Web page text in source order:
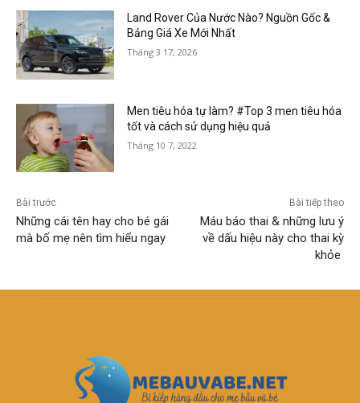
Land Rover Của Nước Nào? Nguồn Gốc &
Bảng Giá Xe Mới Nhất
Tháng 3 17, 2026
Men tiêu hóa tự làm? #Top 3 men tiêu hóa
tốt và cách sử dụng hiệu quả
Tháng 10 7, 2022
Bài trước
Những cái tên hay cho bé gái
mà bố mẹ nên tìm hiểu ngay
Bài tiếp theo
Máu báo thai & những lưu ý
về dấu hiệu này cho thai kỳ
khỏe